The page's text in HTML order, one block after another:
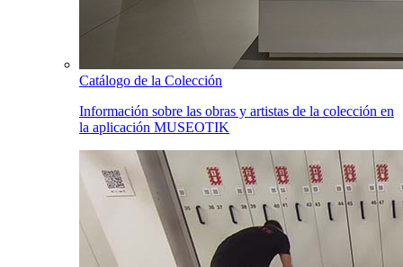
Catálogo de la Colección
Información sobre las obras y artistas de la colección en
la aplicación MUSEOTIK